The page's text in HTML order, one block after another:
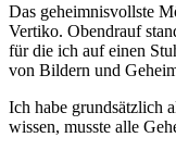
Das geheimnisvollste
Vertiko. Obendrauf
für die ich auf einen
von Bildern und
Ich habe grundsätzlich
wissen, musste alle